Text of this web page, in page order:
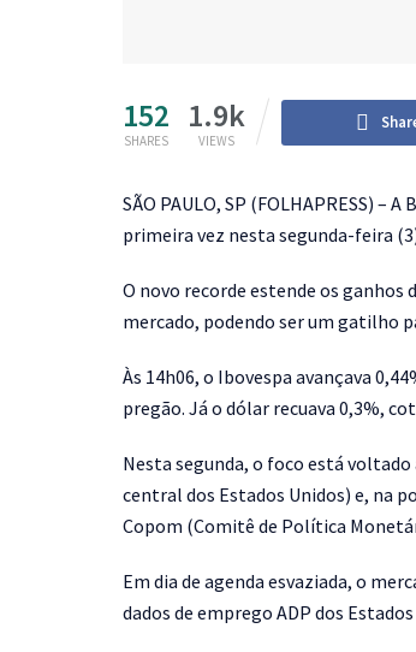
152
SHARES
1.9k
VIEWS
SÃO PAULO, SP (FOLHAPRESS)
primeira vez nesta segunda-feira
O novo recorde estende os
mercado, podendo ser um gatilho
Às 14h06, o Ibovespa avançava
pregão. Já o dólar recuava 0,3%,
Nesta segunda, o foco está voltado
central dos Estados Unidos) e, na
Copom (Comitê de Política
Em dia de agenda esvaziada, o
dados de emprego ADP dos